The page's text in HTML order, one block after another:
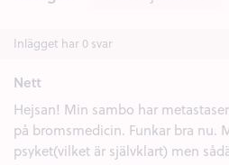
Inlägget har 0 svar
Nett
Hejsan! Min sambo har
på bromsmedicin. Funkar bra nu.
psyket(vilket är självklart) men